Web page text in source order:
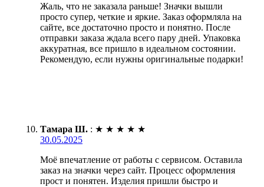
Жаль, что не заказала раньше! Значки вышли
просто супер, четкие и яркие. Заказ оформляла на
сайте, все достаточно просто и понятно. После
отправки заказа ждала всего пару дней. Упаковка
аккуратная, все пришло в идеальном состоянии.
Рекомендую, если нужны оригинальные подарки!
Тамара Ш. : ★ ★ ★ ★ ★
30.05.2025
Моё впечатление от работы с сервисом. Оставила
заказ на значки через сайт. Процесс оформления
прост и понятен. Изделия пришли быстро и